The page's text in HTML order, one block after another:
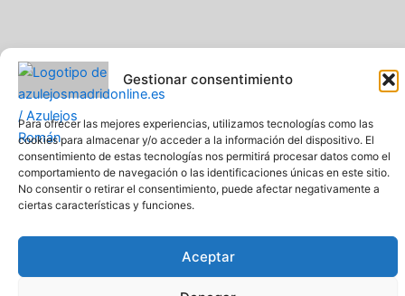
Gestionar consentimiento
Para ofrecer las mejores experiencias, utilizamos tecnologías como las
cookies para almacenar y/o acceder a la información del dispositivo. El
consentimiento de estas tecnologías nos permitirá procesar datos como el
comportamiento de navegación o las identificaciones únicas en este sitio.
No consentir o retirar el consentimiento, puede afectar negativamente a
ciertas características y funciones.
Aceptar
Pavimentos y Azulejos Román S.L.. Todos los derechos
reservados
Web creada y diseñada por Pavimentos y Azulejos Román S.L
Comprar azulejos online baratos y de calidad